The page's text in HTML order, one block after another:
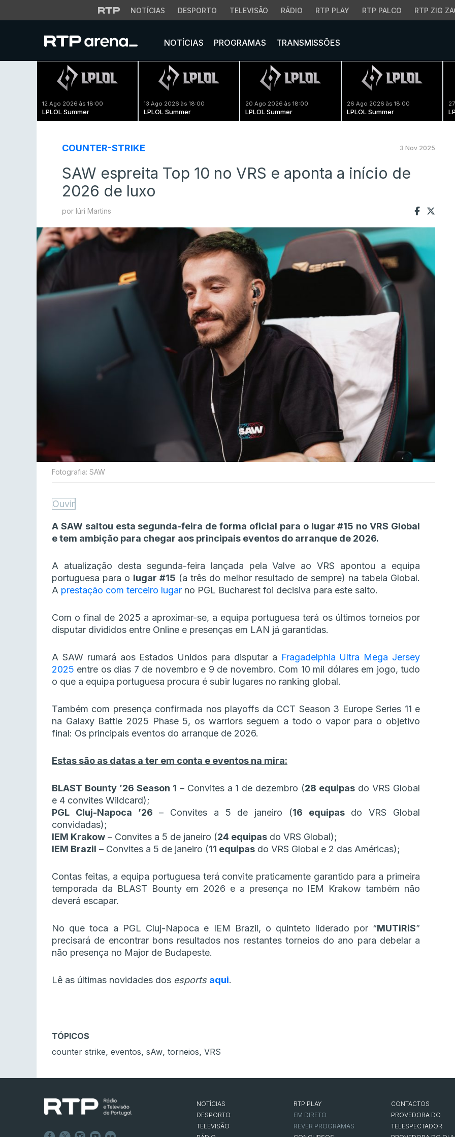
NOTÍCIAS DESPORTO TELEVISÃO RÁDIO RTP PLAY RTP PALCO RTP ZIG
NOTÍCIAS PROGRAMAS TRANSMISSÕES
12 Ago 2026 às 18:00
LPLOL Summer
13 Ago 2026 às 18:00
LPLOL Summer
20 Ago 2026 às 18:00
LPLOL Summer
26 Ago 2026 às 18:00
LPLOL Summer
COUNTER-STRIKE 3 Nov 2025
SAW espreita Top 10 no VRS e aponta a início de
2026 de luxo
por Iúri Martins
Fotografia: SAW
Ouvir
A SAW saltou esta segunda-feira de forma oficial para o lugar #15 no VRS Global
e tem ambição para chegar aos principais eventos do arranque de 2026.
A atualização desta segunda-feira lançada pela Valve ao VRS apontou a equipa
portuguesa para o lugar #15 (a três do melhor resultado de sempre) na tabela Global.
A prestação com terceiro lugar no PGL Bucharest foi decisiva para este salto.
Com o final de 2025 a aproximar-se, a equipa portuguesa terá os últimos torneios por
disputar divididos entre Online e presenças em LAN já garantidas.
A SAW rumará aos Estados Unidos para disputar a Fragadelphia Ultra Mega Jersey
2025 entre os dias 7 de novembro e 9 de novembro. Com 10 mil dólares em jogo, tudo
o que a equipa portuguesa procura é subir lugares no ranking global.
Também com presença confirmada nos playoffs da CCT Season 3 Europe Series 11 e
na Galaxy Battle 2025 Phase 5, os warriors seguem a todo o vapor para o objetivo
final: Os principais eventos do arranque de 2026.
Estas são as datas a ter em conta e eventos na mira:
BLAST Bounty ’26 Season 1 – Convites a 1 de dezembro (28 equipas do VRS Global
e 4 convites Wildcard);
PGL Cluj-Napoca ’26 – Convites a 5 de janeiro (16 equipasdo VRS Global
convidadas);
IEM Krakow – Convites a 5 de janeiro (24 equipas do VRS Global);
IEM Brazil – Convites a 5 de janeiro (11 equipas do VRS Global e 2 das Américas);
Contas feitas, a equipa portuguesa terá convite praticamente garantido para a primeira
temporada da BLAST Bounty em 2026 e a presença no IEM Krakow também não
deverá escapar.
No que toca a PGL Cluj-Napoca e IEM Brazil, o quinteto liderado por “MUTiRiS”
precisará de encontrar bons resultados nos restantes torneios do ano para debelar a
não presença no Major de Budapeste.
Lê as últimas novidades dos esports aqui.
TÓPICOS
counter strike, eventos, sAw, torneios, VRS
NOTÍCIAS
DESPORTO
TELEVISÃO
RTP PLAY
EM DIRETO
REVER PROGRAMAS
CONTACTOS
PROVEDORA DO
TELESPECTADOR